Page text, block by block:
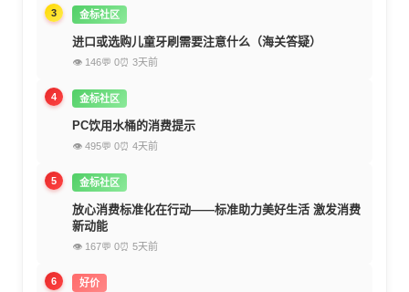
3 金标社区
进口或选购儿童牙刷需要注意什么（海关答疑）
👁 146💬 0⏰ 3天前
4 金标社区
PC饮用水桶的消费提示
👁 495💬 0⏰ 4天前
5 金标社区
放心消费标准化在行动——标准助力美好生活 激发消费
新动能
👁 167💬 0⏰ 5天前
6 好价